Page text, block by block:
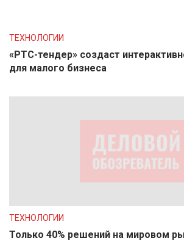
ТЕХНОЛОГИИ
«РТС-тендер» создаст
для малого бизнеса
ТЕХНОЛОГИИ
Только 40% решений на мировом